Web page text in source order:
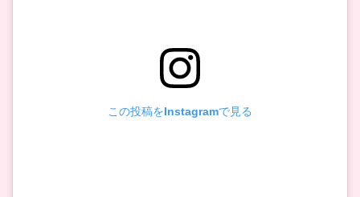
この投稿をInstagramで見る